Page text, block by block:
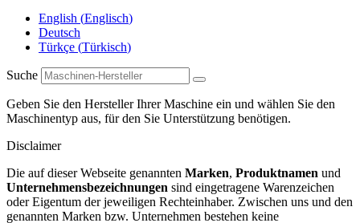
English (Englisch)
Deutsch
Türkçe (Türkisch)
Suche
Geben Sie den Hersteller Ihrer Maschine ein und wählen Sie den
Maschinentyp aus, für den Sie Unterstützung benötigen.
Disclaimer
Die auf dieser Webseite genannten Marken, Produktnamen und
Unternehmensbezeichnungen sind eingetragene Warenzeichen
oder Eigentum der jeweiligen Rechteinhaber. Zwischen uns und den
genannten Marken bzw. Unternehmen bestehen keine